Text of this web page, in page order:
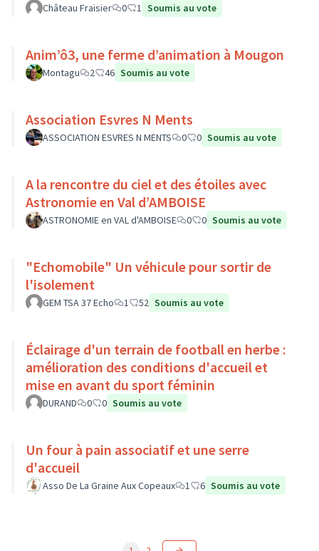
Château Fraisier 0 1 Soumis au vote
Anim’ô3, une ferme d’animation à Mougon
Montagu 2 46 Soumis au vote
Association Esvres N Ments
ASSOCIATION ESVRES N MENTS 0 0 Soumis au vote
A la rencontre du ciel et des étoiles avec
Astronomie en Val d’AMBOISE
ASTRONOMIE en VAL d'AMBOISE 0 0 Soumis au vote
"Echomobile" Un véhicule pour sortir de
l'isolement
GEM TSA 37 Echo 1 52 Soumis au vote
Éclairage d'un terrain de football en herbe :
amélioration des conditions d'accueil et
mise en avant du sport féminin
DURAND 0 0 Soumis au vote
Un four à pain associatif et une serre
d'accueil
Asso De La Graine Aux Copeaux 1 6 Soumis au vote